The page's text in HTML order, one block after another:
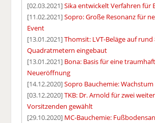
[02.03.2021]Sika entwickelt Verfahren für
[11.02.2021]Sopro: Große Resonanz für
Event
[13.01.2021]Thomsit: LVT-Beläge auf rund
Quadratmetern eingebaut
[13.01.2021] Bona: Basis für eine
Neueröffnung
[14.12.2020]Sopro Bauchemie:
[03.12.2020]TKB: Dr. Arnold für zwei
Vorsitzenden gewählt
[29.10.2020] MC-Bauchemie: